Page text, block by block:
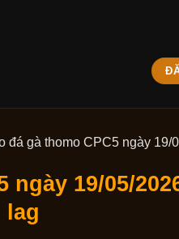
đá gà thomo CPC5 ngày 19/
ngày 19/05/
lag